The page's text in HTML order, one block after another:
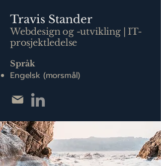
Travis Stander
Webdesign og -utvikling | IT-
prosjektledelse
Språk
Engelsk (morsmål)